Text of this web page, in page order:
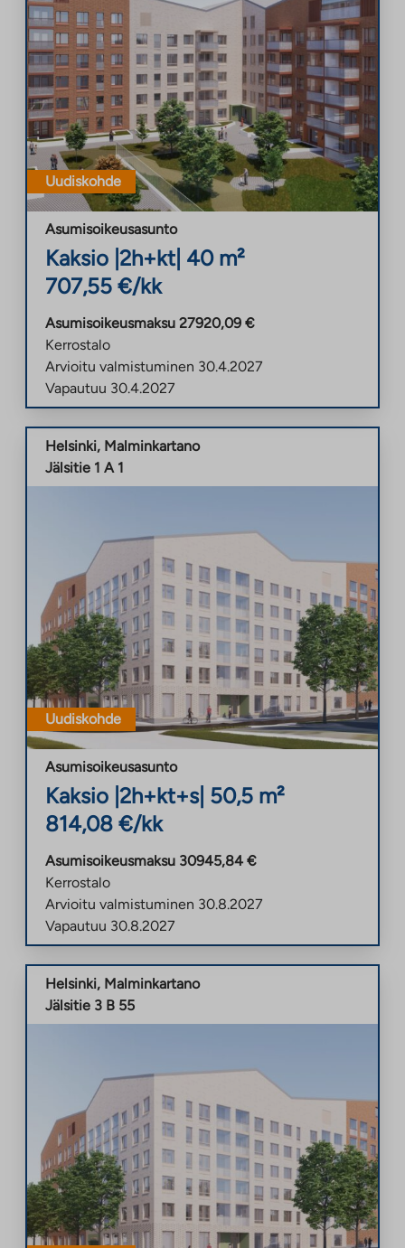
Uudiskohde
Asumisoikeusasunto
Kaksio 2h+kt| 40 m²
707,55 €/kk
Asumisoikeusmaksu 27920,09 €
Kerrostalo
Arvioitu valmistuminen 30.4.2027
Vapautuu 30.4.2027
Helsinki, Malminkartano
Jälsitie 1 A 1
Uudiskohde
Asumisoikeusasunto
Kaksio 2h+kt+s| 50,5 m²
814,08 €/kk
Asumisoikeusmaksu 30945,84 €
Kerrostalo
Arvioitu valmistuminen 30.8.2027
Vapautuu 30.8.2027
Helsinki, Malminkartano
Jälsitie 3 B 55